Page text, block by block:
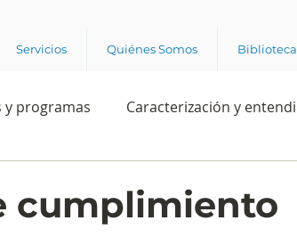
Servicios Quiénes Somos Biblioteca
y programas Caracterización y
cumplimiento